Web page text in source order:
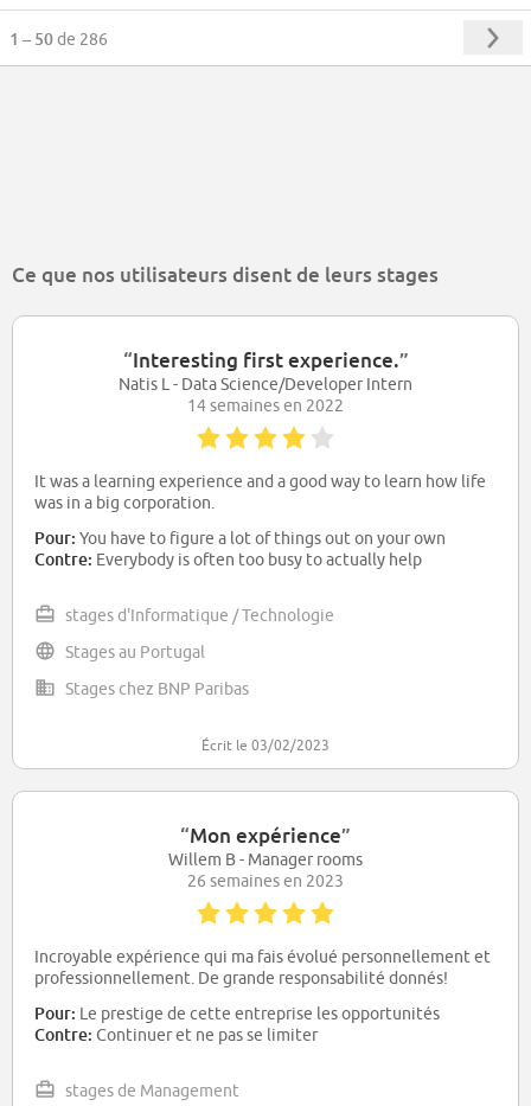
1 – 50de 286
Ce que nos utilisateurs disent de leurs stages
“Interesting first experience.”
Natis L - Data Science/Developer Intern
14 semaines en 2022
It was a learning experience and a good way to learn how life
was in a big corporation.
Pour: You have to figure a lot of things out on your own
Contre: Everybody is often too busy to actually help
stages d'Informatique / Technologie
Stages au Portugal
Stages chez BNP Paribas
Écrit le 03/02/2023
“Mon expérience”
Willem B - Manager rooms
26 semaines en 2023
Incroyable expérience qui ma fais évolué personnellement et
professionnellement. De grande responsabilité donnés!
Pour: Le prestige de cette entreprise les opportunités
Contre: Continuer et ne pas se limiter
stages de Management